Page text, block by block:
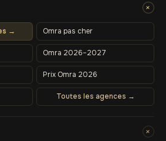
+
→ Omra pas cher
Omra 2026–2027
Prix Omra 2026
Toutes les agences →
+